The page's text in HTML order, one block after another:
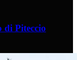
di Piteccio